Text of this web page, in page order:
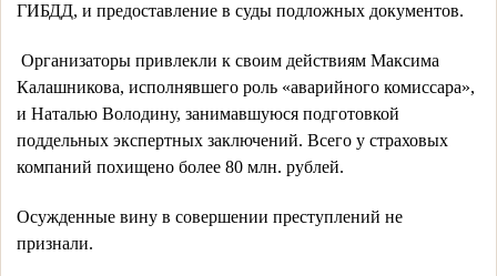
ГИБДД, и предоставление в суды подложных документов.
Калашникова, исполнявшего роль «аварийного комиссара»,
и Наталью Володину, занимавшуюся подготовкой
поддельных экспертных заключений. Всего у страховых
компаний похищено более 80 млн. рублей.
Осужденные вину в совершении преступлений не
признали.